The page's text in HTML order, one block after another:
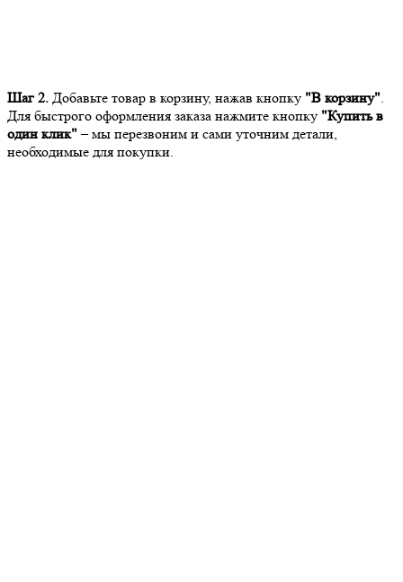
Шаг 2. Добавьте товар в корзину, нажав кнопку "В корзину".
Для быстрого оформления заказа нажмите кнопку "Купить в
один клик" – мы перезвоним и сами уточним детали,
необходимые для покупки.